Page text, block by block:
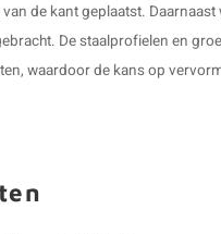
de kant geplaatst. Daarnaast
De staalprofielen en
waardoor de kans op